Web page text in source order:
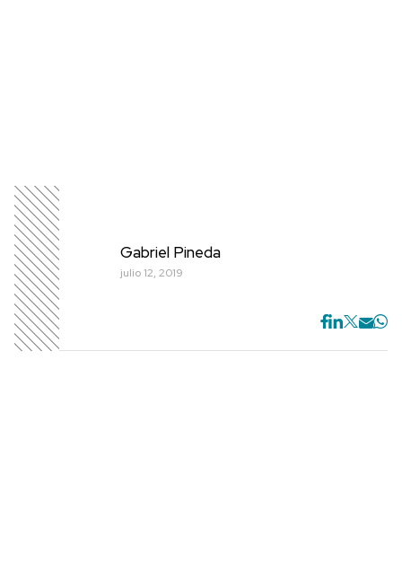
Gabriel Pineda
julio 12, 2019